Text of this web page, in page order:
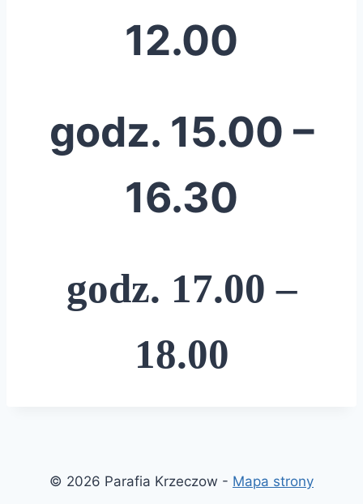
12.00
godz. 15.00 –
16.30
godz. 17.00 –
18.00
© 2026 Parafia Krzeczow - Mapa strony